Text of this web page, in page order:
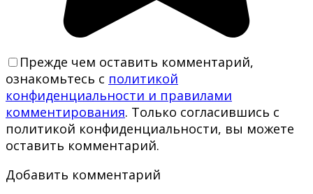
Прежде чем оставить комментарий,
ознакомьтесь с политикой
конфиденциальности и правилами
комментирования. Только согласившись с
политикой конфиденциальности, вы можете
оставить комментарий.
Добавить комментарий